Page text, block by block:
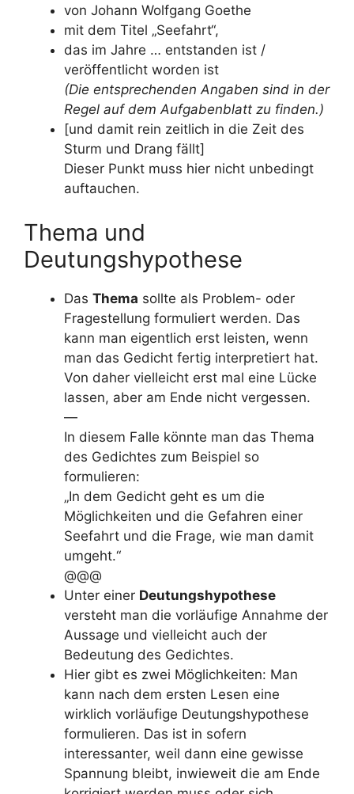
von Johann Wolfgang Goethe
mit dem Titel „Seefahrt“,
das im Jahre … entstanden ist /
veröffentlicht worden ist
(Die entsprechenden Angaben sind in der
Regel auf dem Aufgabenblatt zu finden.)
[und damit rein zeitlich in die Zeit des
Sturm und Drang fällt]
Dieser Punkt muss hier nicht unbedingt
auftauchen.
Thema und
Deutungshypothese
Das Thema sollte als Problem- oder
Fragestellung formuliert werden. Das
kann man eigentlich erst leisten, wenn
man das Gedicht fertig interpretiert hat.
Von daher vielleicht erst mal eine Lücke
lassen, aber am Ende nicht vergessen.
—
In diesem Falle könnte man das Thema
des Gedichtes zum Beispiel so
formulieren:
„In dem Gedicht geht es um die
Möglichkeiten und die Gefahren einer
Seefahrt und die Frage, wie man damit
umgeht.“
@@@
Unter einer Deutungshypothese
versteht man die vorläufige Annahme der
Aussage und vielleicht auch der
Bedeutung des Gedichtes.
Hier gibt es zwei Möglichkeiten: Man
kann nach dem ersten Lesen eine
wirklich vorläufige Deutungshypothese
formulieren. Das ist in sofern
interessanter, weil dann eine gewisse
Spannung bleibt, inwieweit die am Ende